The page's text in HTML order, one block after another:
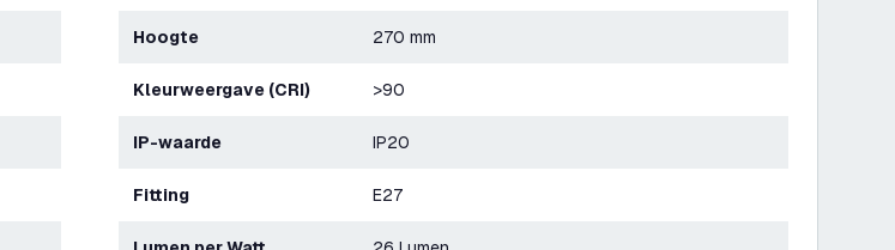
Hoogte 270 mm
Kleurweergave (CRI) >90
IP-waarde IP20
Fitting E27